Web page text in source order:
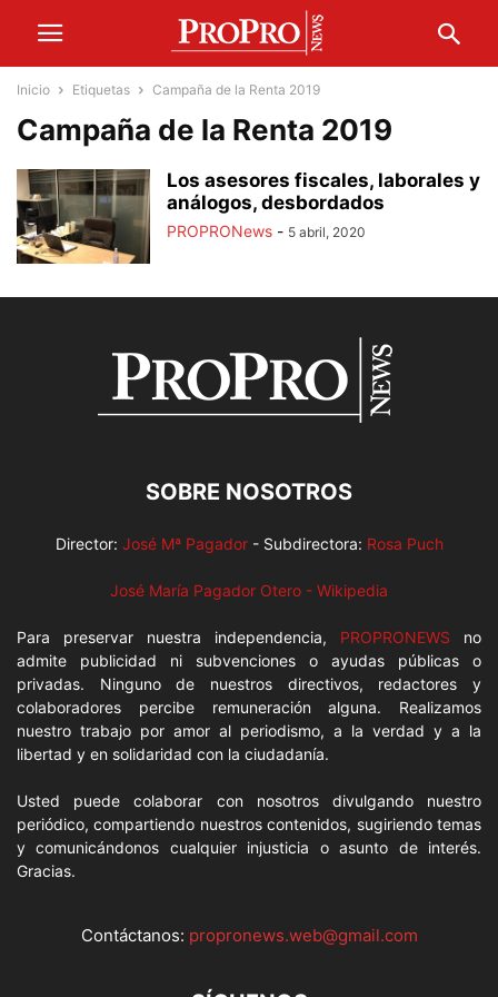
Inicio Etiquetas Campaña de la Renta 2019
Campaña de la Renta 2019
Los asesores fiscales, laborales y
análogos, desbordados
PROPRONews - 5 abril, 2020
SOBRE NOSOTROS
Director: José Mª Pagador- Subdirectora: Rosa Puch
José María Pagador Otero - Wikipedia
Para preservar nuestra independencia, PROPRONEWS no
admite publicidad ni subvenciones o ayudas públicas o
privadas. Ninguno de nuestros directivos, redactores y
colaboradores percibe remuneración alguna. Realizamos
nuestro trabajo por amor al periodismo, a la verdad y a la
libertad y en solidaridad con la ciudadanía.
Usted puede colaborar con nosotros divulgando nuestro
periódico, compartiendo nuestros contenidos, sugiriendo temas
y comunicándonos cualquier injusticia o asunto de interés.
Gracias.
Contáctanos: propronews.web@gmail.com